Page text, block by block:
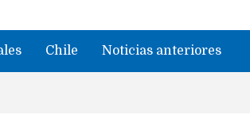
Chile Noticias anteriores